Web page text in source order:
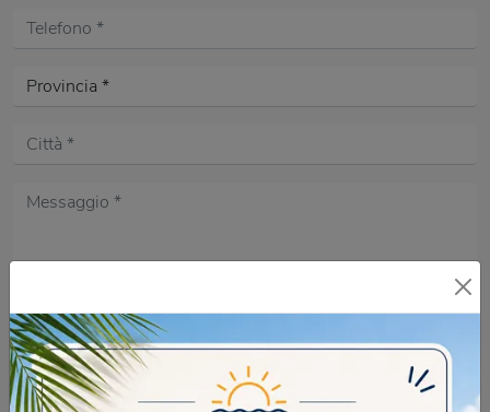
Acconsento all'informativa sulla
DOMANDA DI SICUREZZA